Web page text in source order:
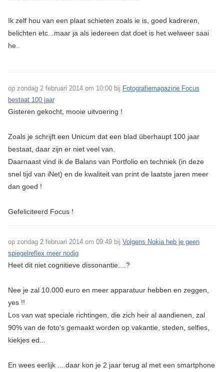
Ik zelf hou van een plaat schieten zoals ie is, goed kadreren,
belichten etc...maar ja als iedereen dat doet is het welweer saai
he..
op zondag 2 februari 2014 om 10:00 bij Fotografiemagazine Focus
bestaat 100 jaar
Gisteren gekocht, mooie uitvoering !
Zoals je schrijft een Unicum dat een blad überhaupt 100 jaar
bestaat, daar zijn er niet veel van.
Daarnaast vind ik de Balans van Portfolio en techniek (in deze
snel tijd van iNet) en de kwaliteit van print de laatste jaren meer
dan goed !
Gefeliciteerd Focus !
op zondag 2 februari 2014 om 09:49 bij Volgens Nokia heb je geen
spiegelreflex meer nodig
Heet dit niet cognitieve dissonantie....?
Nee je zal 10.000 euro en meer apparatuur hebben en zeggen,
yes !!
Los van wat speciale richtingen, die zich heir al aandienen, zal
90% van de foto's gemaakt worden op vakantie, steden, selfies,
kiekjes ed...
En wees eerlijk ....daar kon je 2 jaar terug al met een smartphone